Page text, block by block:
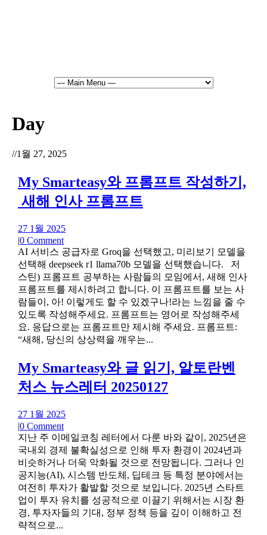
Day
//1월 27, 2025
My Smarteasy와 프롬프트 작성하기,
새해 인사 프롬프트
27 1월 2025
|0 Comment
AI 서비스 공급자로 Groq을 선택했고, 미리보기 모델을
선택해 deepseek r1 llama70b 모델을 선택했습니다. 저
스틴) 프롬프트 공부하는 사람들의 모임에서, 새해 인사
프롬프트를 제시하려고 합니다. 이 프롬프트를 보는 사
람들이, 아! 이렇게도 할 수 있겠구나!라는 느낌을 줄 수
있도록 작성해주세요. 프롬프트는 영어로 작성해주세
요. 응답으로는 프롬프트만 제시해 주세요. 프롬프트:
“새해, 당신의 상상력을 깨우는...
My Smarteasy와 글 읽기, 알토란벤
처스 뉴스레터 20250127
27 1월 2025
|0 Comment
지난 주 이메일코칭 레터에서 다룬 바와 같이, 2025년은
국내외 경제 불확실성으로 인해 투자 환경이 2024년과
비슷하거나 더욱 악화될 것으로 전망됩니다. 그러나 인
공지능(AI), 시스템 반도체, 딥테크 등 특정 분야에서는
여전히 투자가 활발할 것으로 보입니다. 2025년 스타트
업이 투자 유치를 성공적으로 이끌기 위해서는 시장 환
경, 투자자들의 기대, 정부 정책 등을 깊이 이해하고 전
략적으로...